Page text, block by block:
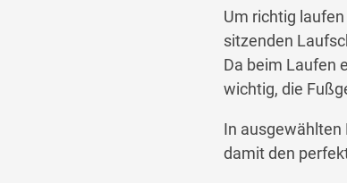
Um richtig
sitzenden
Da beim Laufen
wichtig, die
In ausgewählten
damit den